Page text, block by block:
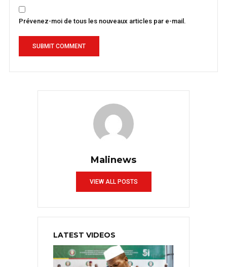
Prévenez-moi de tous les nouveaux articles par e-mail.
Malinews
VIEW ALL POSTS
LATEST VIDEOS